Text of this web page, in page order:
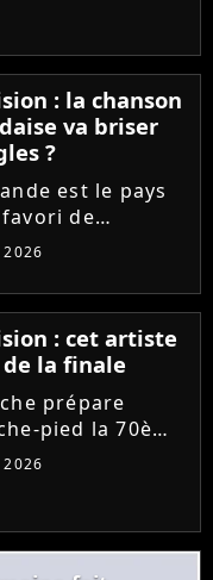
la
de la
a délivré la toute
: la chanson
va briser
?
est le pays
de
2026. Et
de Vienne, les
nordiques
outrepasser
bien
: cet artiste
la finale
prépare
pied la 70ème
de l'Eurovision.
et des
pour la grande